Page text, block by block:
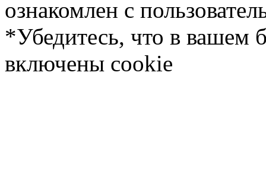
ознакомлен с
*Убедитесь, что в вашем
включены cookie